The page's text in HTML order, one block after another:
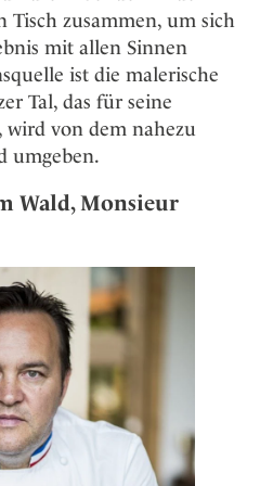
Tisch zusammen, um sich
mit allen Sinnen
ist die malerische
Tal, das für seine
von dem nahezu
umgeben.
Wald, Monsieur